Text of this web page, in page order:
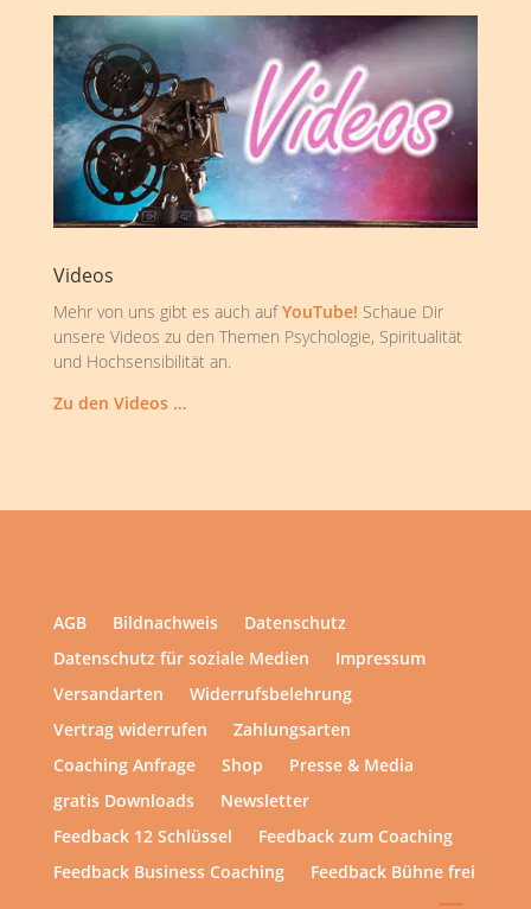
Videos
Mehr von uns gibt es auch aufYouTube! Schaue Dir
unsere Videos zu den Themen Psychologie, Spiritualität
und Hochsensibilität an.
Zu den Videos …
AGB Bildnachweis
Datenschutz
Datenschutz für soziale Medien
Impressum
Versandarten
Widerrufsbelehrung
Vertrag widerrufen
Zahlungsarten
Coaching Anfrage
Shop
Presse & Media
gratis Downloads
Newsletter
Feedback 12 Schlüssel
Feedback zum Coaching
Feedback Business Coaching
Feedback Bühne frei